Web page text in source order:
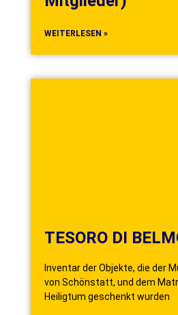
WEITERLESEN »
TESORO DI
Inventar der Objekte, die der
von Schönstatt, und dem
Heiligtum geschenkt wurden